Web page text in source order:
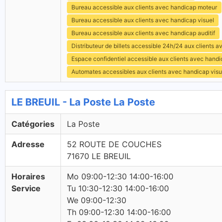
Bureau accessible aux clients avec handicap moteur
Bureau accessible aux clients avec handicap visuel
Bureau accessible aux clients avec handicap auditif
Distributeur de billets accessible 24h/24 aux clients
Espace confidentiel accessible aux clients avec
Automates accessibles aux clients avec handicap
LE BREUIL - La Poste La Poste
Catégories La Poste
Adresse
52 ROUTE DE COUCHES
71670 LE BREUIL
Horaires
Service
Mo 09:00-12:30 14:00-16:00
Tu 10:30-12:30 14:00-16:00
We 09:00-12:30
Th 09:00-12:30 14:00-16:00